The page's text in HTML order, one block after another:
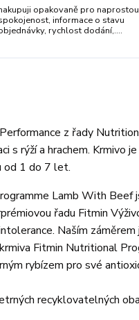
opakovaně pro naprostou
informace o stavu
rychlost dodání,....
z řady
s rýží a hrachem.
od 1 do 7 let.
Lamb With
řadu Fitmin
Naším záměrem
Fitmin Nutritional
rybízem pro své
recyklovatelných